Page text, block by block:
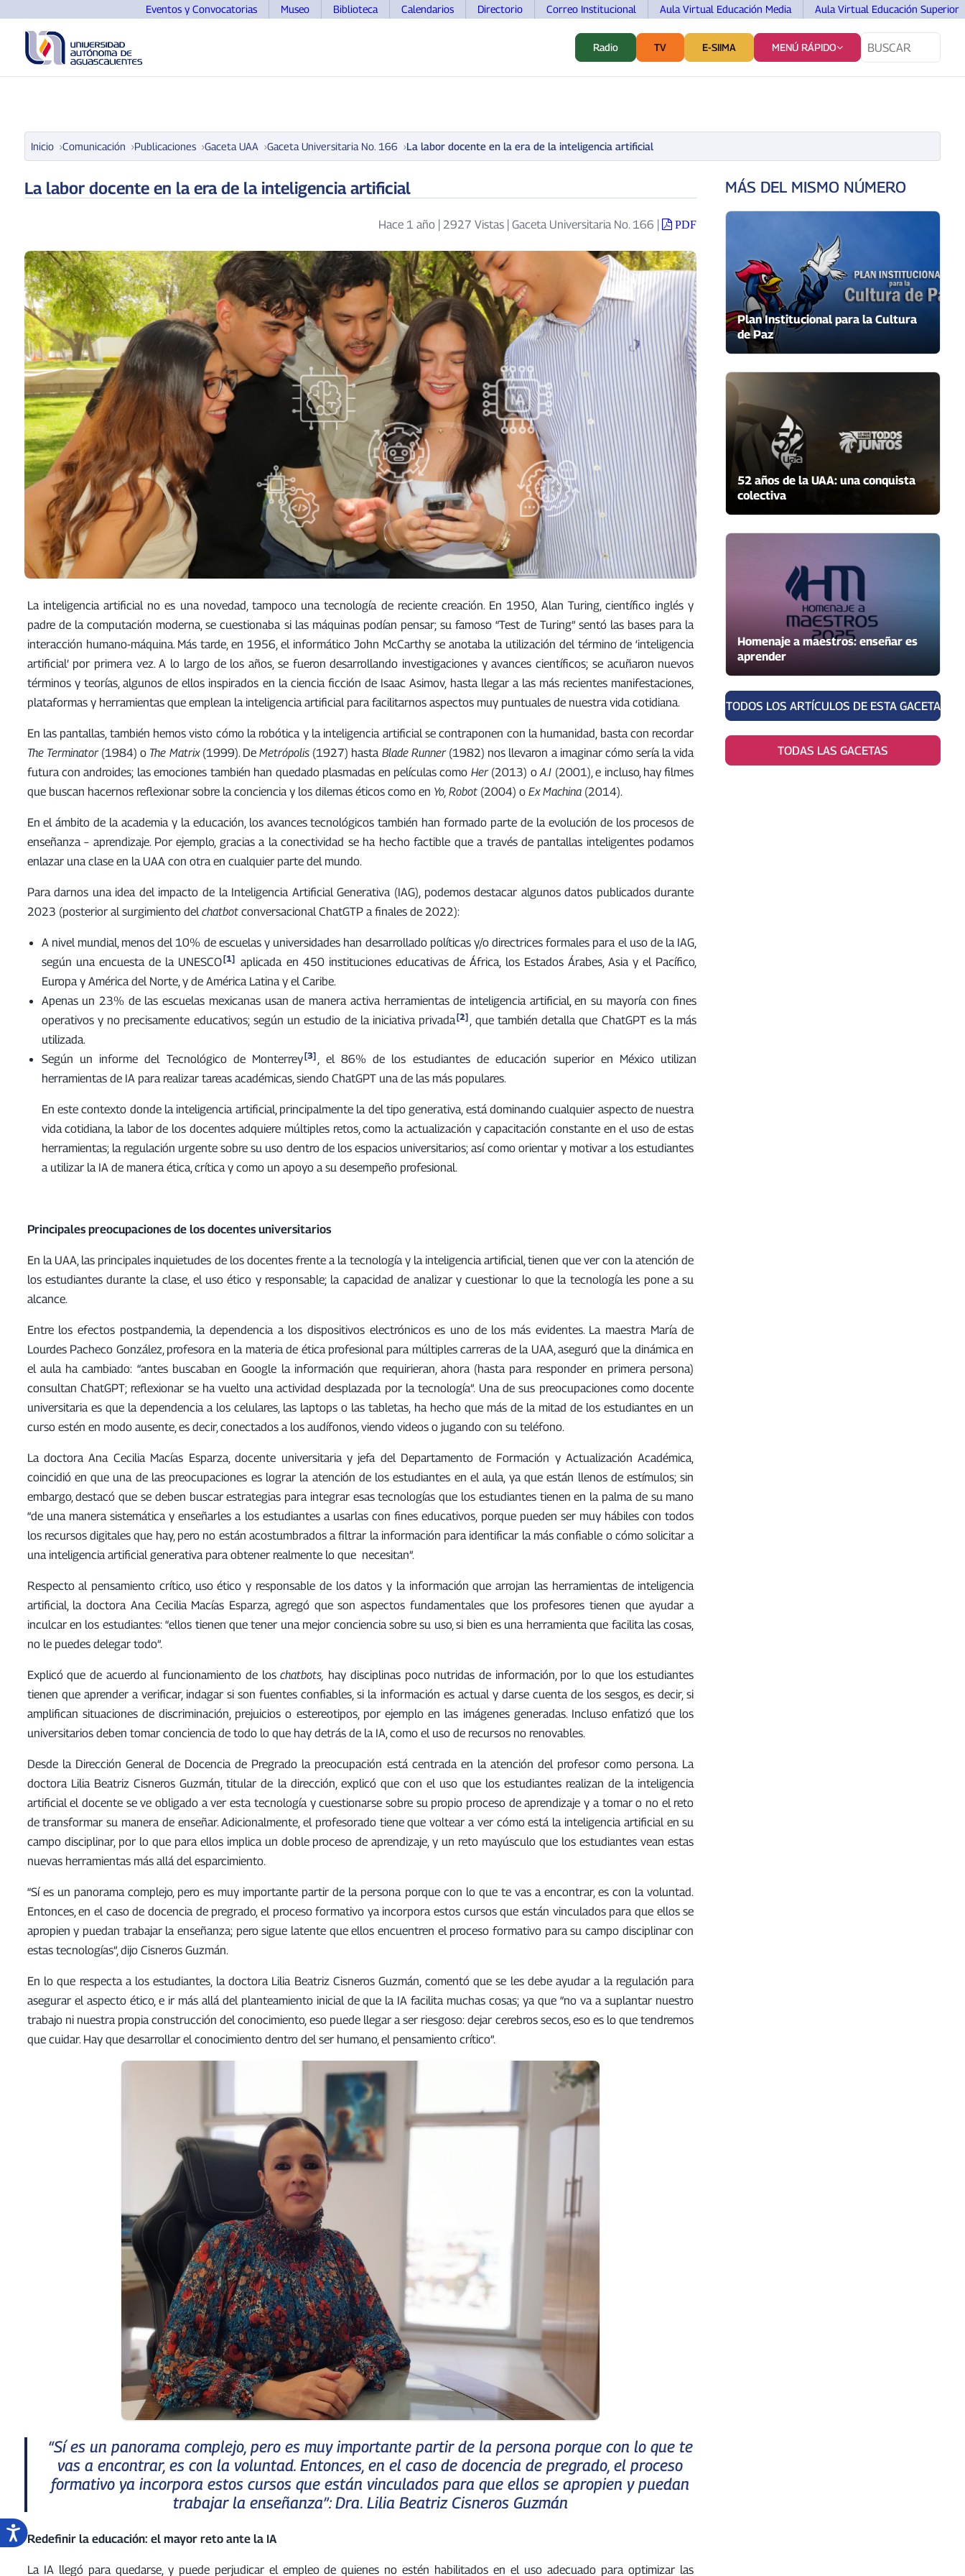
Eventos y Convocatorias Museo Biblioteca Calendarios Directorio Correo Institucional Aula Virtual Educación Media Aula Virtual Educación Superior
Radio TV E-SIIMA MENÚ RÁPIDO
Inicio Comunicación Publicaciones Gaceta UAA Gaceta Universitaria No. 166 La labor docente en la era de la inteligencia artificial
La labor docente en la era de la inteligencia artificial
Hace 1 año | 2927 Vistas |Gaceta Universitaria No. 166 | PDF
La inteligencia artificial no es una novedad, tampoco una tecnología de reciente creación. En 1950, Alan Turing, científico inglés y
padre de la computación moderna, se cuestionaba si las máquinas podían pensar; su famoso “Test de Turing” sentó las bases para la
interacción humano-máquina. Más tarde, en 1956, el informático John McCarthy se anotaba la utilización del término de ‘inteligencia
artificial’ por primera vez. A lo largo de los años, se fueron desarrollando investigaciones y avances científicos; se acuñaron nuevos
términos y teorías, algunos de ellos inspirados en la ciencia ficción de Isaac Asimov, hasta llegar a las más recientes manifestaciones,
plataformas y herramientas que emplean la inteligencia artificial para facilitarnos aspectos muy puntuales de nuestra vida cotidiana.
En las pantallas, también hemos visto cómo la robótica y la inteligencia artificial se contraponen con la humanidad, basta con recordar
The Terminator(1984) o The Matrix(1999). DeMetrópolis (1927) hasta Blade Runner(1982) nos llevaron a imaginar cómo sería la vida
futura con androides; las emociones también han quedado plasmadas en películas como Her (2013) oA.I (2001), e incluso, hay filmes
que buscan hacernos reflexionar sobre la conciencia y los dilemas éticos como en Yo, Robot(2004) o Ex Machina(2014).
En el ámbito de la academia y la educación, los avances tecnológicos también han formado parte de la evolución de los procesos de
enseñanza – aprendizaje. Por ejemplo, gracias a la conectividad se ha hecho factible que a través de pantallas inteligentes podamos
enlazar una clase en la UAA con otra en cualquier parte del mundo.
Para darnos una idea del impacto de la Inteligencia Artificial Generativa (IAG), podemos destacar algunos datos publicados durante
2023 (posterior al surgimiento del chatbotconversacional ChatGTP a finales de 2022):
A nivel mundial, menos del 10% de escuelas y universidades han desarrollado políticas y/o directrices formales para el uso de la IAG,
según una encuesta de la UNESCO[1] aplicada en 450 instituciones educativas de África, los Estados Árabes, Asia y el Pacífico,
Europa y América del Norte, y de América Latina y el Caribe.
Apenas un 23% de las escuelas mexicanas usan de manera activa herramientas de inteligencia artificial, en su mayoría con fines
operativos y no precisamente educativos; según un estudio de la iniciativa privada[2]
, que también detalla que ChatGPT es la más
utilizada.
Según un informe del Tecnológico de Monterrey[3]
, el 86% de los estudiantes de educación superior en México utilizan
herramientas de IA para realizar tareas académicas, siendo ChatGPT una de las más populares.
En este contexto donde la inteligencia artificial, principalmente la del tipo generativa, está dominando cualquier aspecto de nuestra
vida cotidiana, la labor de los docentes adquiere múltiples retos, como la actualización y capacitación constante en el uso de estas
herramientas; la regulación urgente sobre su uso dentro de los espacios universitarios; así como orientar y motivar a los estudiantes
a utilizar la IA de manera ética, crítica y como un apoyo a su desempeño profesional.
Principales preocupaciones de los docentes universitarios
En la UAA, las principales inquietudes de los docentes frente a la tecnología y la inteligencia artificial, tienen que ver con la atención de
los estudiantes durante la clase, el uso ético y responsable; la capacidad de analizar y cuestionar lo que la tecnología les pone a su
alcance.
Entre los efectos postpandemia, la dependencia a los dispositivos electrónicos es uno de los más evidentes. La maestra María de
Lourdes Pacheco González, profesora en la materia de ética profesional para múltiples carreras de la UAA, aseguró que la dinámica en
el aula ha cambiado: “antes buscaban en Google la información que requirieran, ahora (hasta para responder en primera persona)
consultan ChatGPT; reflexionar se ha vuelto una actividad desplazada por la tecnología”. Una de sus preocupaciones como docente
universitaria es que la dependencia a los celulares, las laptops o las tabletas, ha hecho que más de la mitad de los estudiantes en un
curso estén en modo ausente, es decir, conectados a los audífonos, viendo videos o jugando con su teléfono.
La doctora Ana Cecilia Macías Esparza, docente universitaria y jefa del Departamento de Formación y Actualización Académica,
coincidió en que una de las preocupaciones es lograr la atención de los estudiantes en el aula, ya que están llenos de estímulos; sin
embargo, destacó que se deben buscar estrategias para integrar esas tecnologías que los estudiantes tienen en la palma de su mano
“de una manera sistemática y enseñarles a los estudiantes a usarlas con fines educativos, porque pueden ser muy hábiles con todos
los recursos digitales que hay, pero no están acostumbrados a filtrar la información para identificar la más confiable o cómo solicitar a
una inteligencia artificial generativa para obtener realmente lo que necesitan”.
Respecto al pensamiento crítico, uso ético y responsable de los datos y la información que arrojan las herramientas de inteligencia
artificial, la doctora Ana Cecilia Macías Esparza, agregó que son aspectos fundamentales que los profesores tienen que ayudar a
inculcar en los estudiantes: “ellos tienen que tener una mejor conciencia sobre su uso, si bien es una herramienta que facilita las cosas,
no le puedes delegar todo”.
Explicó que de acuerdo al funcionamiento de loschatbots, hay disciplinas poco nutridas de información, por lo que los estudiantes
tienen que aprender a verificar, indagar si son fuentes confiables, si la información es actual y darse cuenta de los sesgos, es decir, si
amplifican situaciones de discriminación, prejuicios o estereotipos, por ejemplo en las imágenes generadas. Incluso enfatizó que los
universitarios deben tomar conciencia de todo lo que hay detrás de la IA, como el uso de recursos no renovables.
Desde la Dirección General de Docencia de Pregrado la preocupación está centrada en la atención del profesor como persona. La
doctora Lilia Beatriz Cisneros Guzmán, titular de la dirección, explicó que con el uso que los estudiantes realizan de la inteligencia
artificial el docente se ve obligado a ver esta tecnología y cuestionarse sobre su propio proceso de aprendizaje y a tomar o no el reto
de transformar su manera de enseñar. Adicionalmente, el profesorado tiene que voltear a ver cómo está la inteligencia artificial en su
campo disciplinar, por lo que para ellos implica un doble proceso de aprendizaje, y un reto mayúsculo que los estudiantes vean estas
nuevas herramientas más allá del esparcimiento.
“Sí es un panorama complejo, pero es muy importante partir de la persona porque con lo que te vas a encontrar, es con la voluntad.
Entonces, en el caso de docencia de pregrado, el proceso formativo ya incorpora estos cursos que están vinculados para que ellos se
apropien y puedan trabajar la enseñanza; pero sigue latente que ellos encuentren el proceso formativo para su campo disciplinar con
estas tecnologías”, dijo Cisneros Guzmán.
En lo que respecta a los estudiantes, la doctora Lilia Beatriz Cisneros Guzmán, comentó que se les debe ayudar a la regulación para
asegurar el aspecto ético, e ir más allá del planteamiento inicial de que la IA facilita muchas cosas; ya que “no va a suplantar nuestro
trabajo ni nuestra propia construcción del conocimiento, eso puede llegar a ser riesgoso: dejar cerebros secos, eso es lo que tendremos
que cuidar. Hay que desarrollar el conocimiento dentro del ser humano, el pensamiento crítico”.
“Sí es un panorama complejo, pero es muy importante partir de la persona porque con lo que te
vas a encontrar, es con la voluntad. Entonces, en el caso de docencia de pregrado, el proceso
formativo ya incorpora estos cursos que están vinculados para que ellos se apropien y puedan
trabajar la enseñanza”: Dra. Lilia Beatriz Cisneros Guzmán
Redefinir la educación: el mayor reto ante la IA
La IA llegó para quedarse, y puede perjudicar el empleo de quienes no estén habilitados en el uso adecuado para optimizar las
MÁS DEL MISMO NÚMERO
Plan Institucional para la Cultura
de Paz
52 años de la UAA: una conquista
colectiva
Homenaje a maestros: enseñar es
aprender
TODOS LOS ARTÍCULOS DE ESTA GACETA
TODAS LAS GACETAS